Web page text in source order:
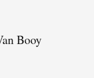
Booy